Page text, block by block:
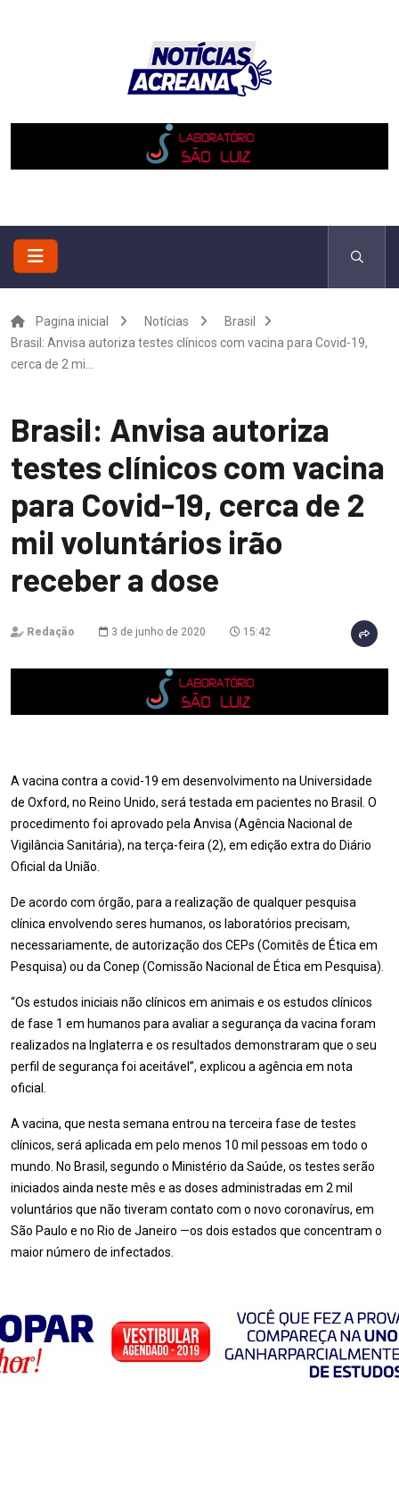
Pagina inicial Notícias
Brasil
Brasil: Anvisa autoriza testes clínicos com vacina para Covid-19,
cerca de 2 mi...
Brasil: Anvisa autoriza
testes clínicos com vacina
para Covid-19, cerca de 2
mil voluntários irão
receber a dose
Redação 3 de junho de 2020 15:42
A vacina contra a covid-19 em desenvolvimento na Universidade
de Oxford, no Reino Unido, será testada em pacientes no Brasil. O
procedimento foi aprovado pela Anvisa (Agência Nacional de
Vigilância Sanitária), na terça-feira (2), em edição extra do Diário
Oficial da União.
De acordo com órgão, para a realização de qualquer pesquisa
clínica envolvendo seres humanos, os laboratórios precisam,
necessariamente, de autorização dos CEPs (Comitês de Ética em
Pesquisa) ou da Conep (Comissão Nacional de Ética em Pesquisa).
“Os estudos iniciais não clínicos em animais e os estudos clínicos
de fase 1 em humanos para avaliar a segurança da vacina foram
realizados na Inglaterra e os resultados demonstraram que o seu
perfil de segurança foi aceitável”, explicou a agência em nota
oficial.
A vacina, que nesta semana entrou na terceira fase de testes
clínicos, será aplicada em pelo menos 10 mil pessoas em todo o
mundo. No Brasil, segundo o Ministério da Saúde, os testes serão
iniciados ainda neste mês e as doses administradas em 2 mil
voluntários que não tiveram contato com o novo coronavírus, em
São Paulo e no Rio de Janeiro —os dois estados que concentram o
maior número de infectados.